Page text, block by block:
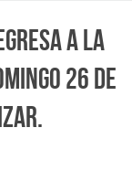
a la
26 de